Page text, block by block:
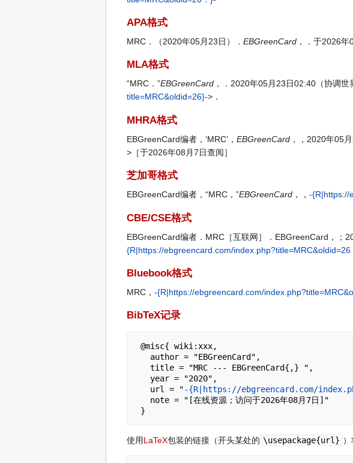
APA格式
MRC．（2020年05月23日）． EBGreenCard， ．于2026
MLA格式
“MRC．”EBGreenCard， ．2020年05月23日02:40（协调
title=MRC&oldid=26}->．
MHRA格式
EBGreenCard编者，‘MRC’， EBGreenCard， ，2020年05
>［于2026年08月7日查阅］
芝加哥格式
EBGreenCard编者，“MRC，”EBGreenCard， ， -{R|https://
CBE/CSE格式
EBGreenCard编者．MRC［互联网］．EBGreenCard，；
{R|https://ebgreencard.com/index.php?title=MRC&oldid=26
Bluebook格式
MRC， -{R|https://ebgreencard.com/
BibTeX记录
   url = "
-{R|https://ebgreencard.com/
使用LaTeX包装的链接（开头某处的 \usepackage{url}